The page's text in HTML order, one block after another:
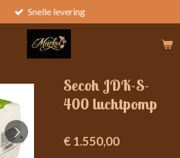
Snelle levering
Secoh JDK-S-
400 luchtpomp
€ 1.550,00